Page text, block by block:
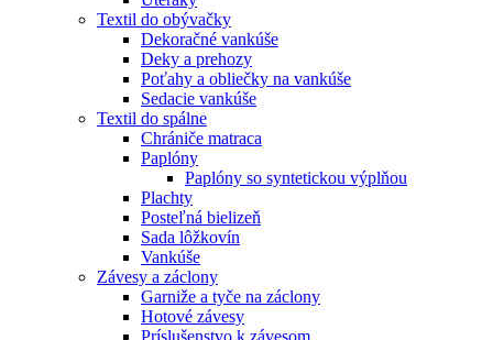
Textil do obývačky
Dekoračné vankúše
Deky a prehozy
Poťahy a obliečky na vankúše
Sedacie vankúše
Textil do spálne
Chrániče matraca
Paplóny
Paplóny so syntetickou výplňou
Plachty
Posteľná bielizeň
Sada lôžkovín
Vankúše
Závesy a záclony
Garniže a tyče na záclony
Hotové závesy
Príslušenstvo k závesom